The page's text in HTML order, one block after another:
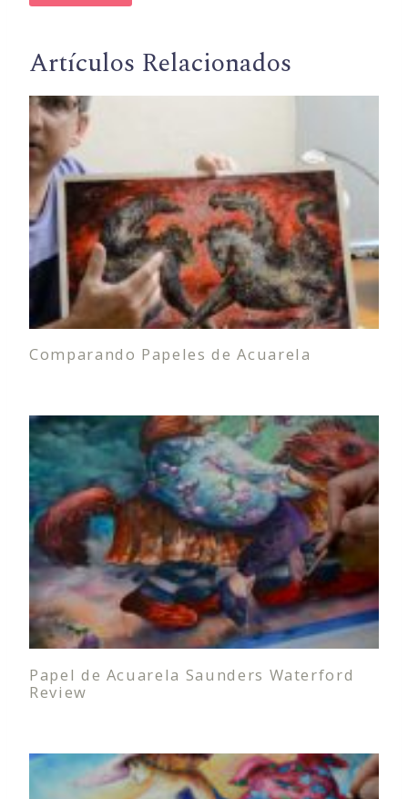
Artículos Relacionados
Comparando Papeles de Acuarela
Papel de Acuarela Saunders Waterford
Review